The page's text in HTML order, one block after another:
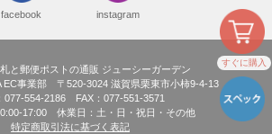
すぐに購入
facebook instagram
と郵便ポストの通販 ジューシーガーデン
EC事業部 〒520-3024 滋賀県栗東市小柿9-4-13
077-554-2186 FAX：077-551-3571
17:00 休業日：土・日・祝日・その他
特定商取引法に基づく表記